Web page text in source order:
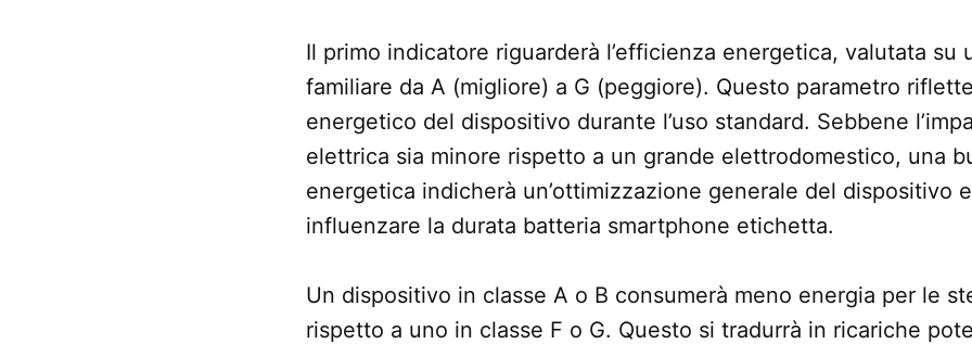
Il primo indicatore riguarderà l’efficienza energetica, valutata su
familiare da A (migliore) a G (peggiore). Questo parametro
energetico del dispositivo durante l’uso standard. Sebbene
elettrica sia minore rispetto a un grande elettrodomestico, una
energetica indicherà un’ottimizzazione generale del dispositivo
influenzare la durata batteria smartphone etichetta.
Un dispositivo in classe A o B consumerà meno energia per le
rispetto a uno in classe F o G. Questo si tradurrà in ricariche